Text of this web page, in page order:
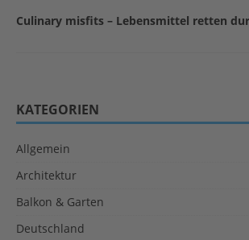
Culinary misfits – Lebensmittel retten
KATEGORIEN
Allgemein
Architektur
Balkon & Garten
Deutschland